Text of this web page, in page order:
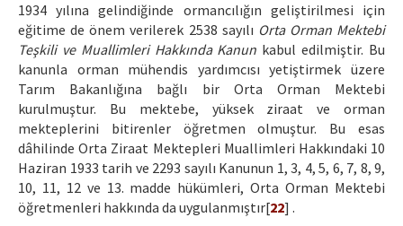
1934 yılına gelindiğinde ormancılığın geliştirilmesi için
eğitime de önem verilerek 2538 sayılı Orta Orman Mektebi
Teşkili ve Muallimleri Hakkında Kanun kabul edilmiştir. Bu
kanunla orman mühendis yardımcısı yetiştirmek üzere
Tarım Bakanlığına bağlı bir Orta Orman Mektebi
kurulmuştur. Bu mektebe, yüksek ziraat ve orman
mekteplerini bitirenler öğretmen olmuştur. Bu esas
dâhilinde Orta Ziraat Mektepleri Muallimleri Hakkındaki 10
Haziran 1933 tarih ve 2293 sayılı Kanunun 1, 3, 4, 5, 6, 7, 8, 9,
10, 11, 12 ve 13. madde hükümleri, Orta Orman Mektebi
öğretmenleri hakkında da uygulanmıştır[22] .